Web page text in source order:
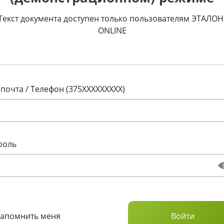
документа доступен только пользователям
ONLINE
/ Телефон (375XXXXXXXXX)
меня